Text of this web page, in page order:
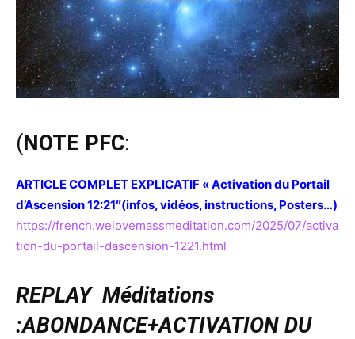
(NOTE PFC:
ARTICLE COMPLET EXPLICATIF « Activation du Portail
d’Ascension 12:21″(infos, vidéos, instructions, Posters…)
https://french.welovemassmeditation.com/2025/07/activa
tion-du-portail-dascension-1221.html
REPLAY Méditations
:ABONDANCE+ACTIVATION DU